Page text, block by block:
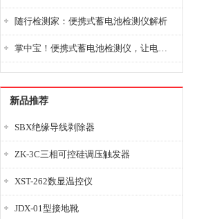
随行检测家：便携式蓄电池检测仪解析
掌中宝！便携式蓄电池检测仪，让电池检测变得简单又快捷！
新品推荐
SBX绝缘导线剥除器
ZK-3C三相可控硅调压触发器
XST-262数显温控仪
JDX-01型接地靴